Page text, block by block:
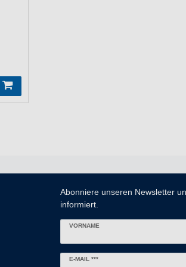
Abonniere unseren Newsletter
informiert.
VORNAME
E-MAIL ***
Newsletter